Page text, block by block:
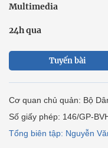
Multimedia
24h qua
Tuyến bài
Cơ quan chủ quản: Bộ
Số giấy phép: 146/GP-
Tổng biên tập: Nguyễn